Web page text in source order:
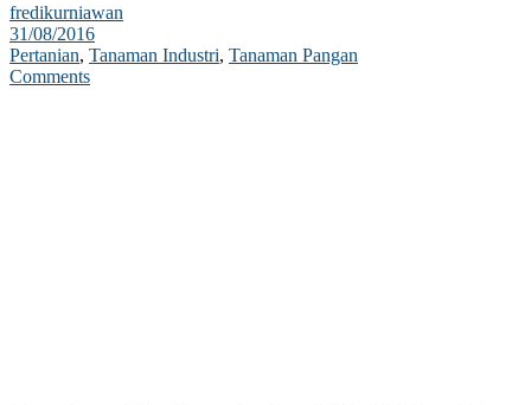
fredikurniawan
31/08/2016
Pertanian, Tanaman Industri, Tanaman Pangan
Comments